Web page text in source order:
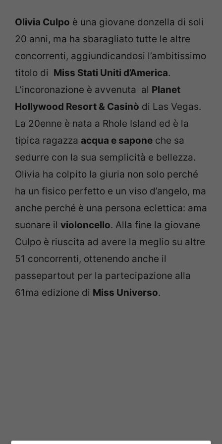
Olivia Culpo è una giovane donzella di soli
20 anni, ma ha sbaragliato tutte le altre
concorrenti, aggiundicandosi l’ambitissimo
titolo di Miss Stati Uniti d’America.
L’incoronazione è avvenuta al Planet
Hollywood Resort & Casinò di Las Vegas.
La 20enne è nata a Rhole Island ed è la
tipica ragazza acqua e sapone che sa
sedurre con la sua semplicità e bellezza.
Olivia ha colpito la giuria non solo perché
ha un fisico perfetto e un viso d’angelo, ma
anche perché è una persona eclettica: ama
suonare il violoncello. Alla fine la giovane
Culpo è riuscita ad avere la meglio su altre
51 concorrenti, ottenendo anche il
passepartout per la partecipazione alla
61ma edizione di Miss Universo.